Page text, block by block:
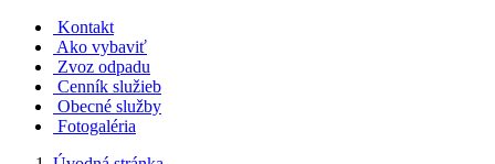
Kontakt
Ako vybaviť
Zvoz odpadu
Cenník služieb
Obecné služby
Fotogaléria